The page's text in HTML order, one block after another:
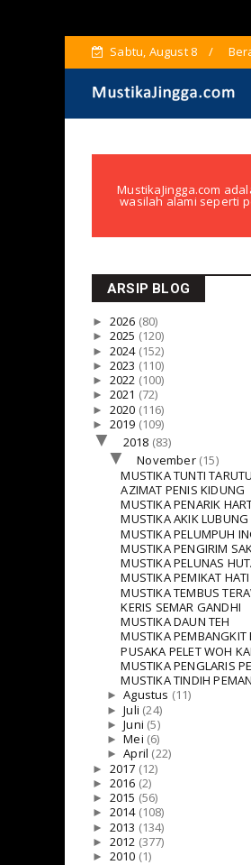
Sabtu, August 8
MustikaJingga.com
wasilah alami seperti
ARSIP BLOG
► 2026 (80)
► 2025 (120)
► 2024 (152)
► 2023 (110)
► 2022 (100)
► 2021 (72)
► 2020 (116)
► 2019 (109)
▼ 2018 (83)
▼November (15)
MUSTIKA TUNTI
AZIMAT PENIS KIDUNG
MUSTIKA PENARIK
MUSTIKA AKIK LUBUNG
MUSTIKA PELUMPUH
MUSTIKA PENGIRIM
MUSTIKA PELUNAS
MUSTIKA PEMIKAT HATI
MUSTIKA TEMBUS
KERIS SEMAR GANDHI
MUSTIKA DAUN TEH
MUSTIKA PEMBANGKIT
PUSAKA PELET WOH
MUSTIKA PENGLARIS
MUSTIKA TINDIH
►Agustus (11)
►Juli (24)
►Juni (5)
►Mei (6)
►April (22)
► 2017 (12)
► 2016 (2)
► 2015 (56)
► 2014 (108)
► 2013 (134)
► 2012 (377)
► 2010 (1)